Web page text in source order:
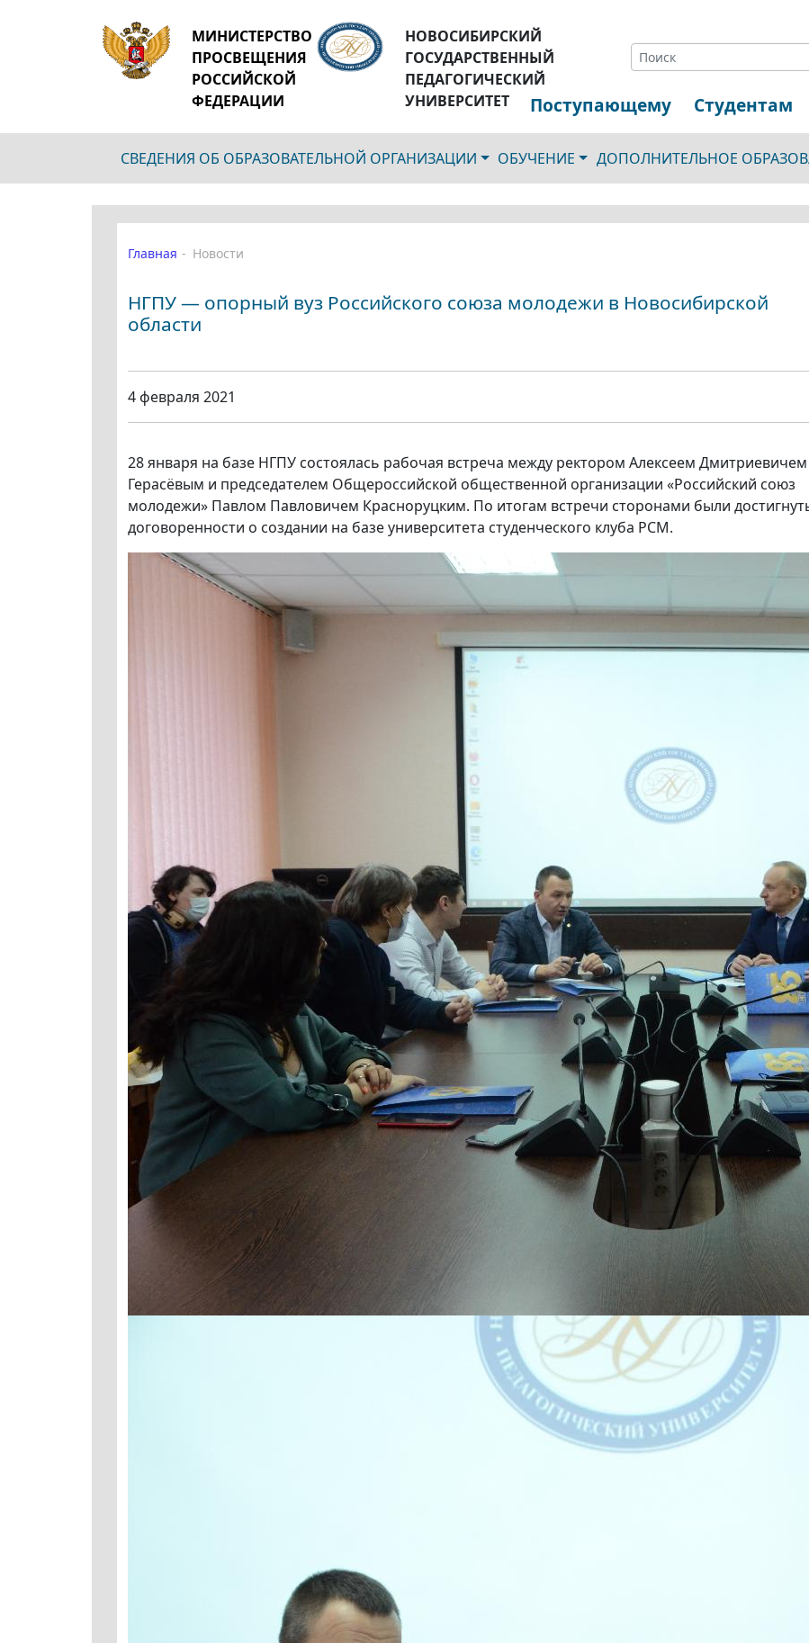
МИНИСТЕРСТВО
ПРОСВЕЩЕНИЯ
РОССИЙСКОЙ
ФЕДЕРАЦИИ
НОВОСИБИРСКИЙ
ГОСУДАРСТВЕННЫЙ
ПЕДАГОГИЧЕСКИЙ
УНИВЕРСИТЕТ
Поступающему Студентам
СВЕДЕНИЯ ОБ ОБРАЗОВАТЕЛЬНОЙ ОРГАНИЗАЦИИ ОБУЧЕНИЕ ДОПОЛНИТЕЛЬНОЕ
Главная Новости
НГПУ — опорный вуз Российского союза молодежи в Новосибирской
области
4 февраля 2021
28 января на базе НГПУ состоялась рабочая встреча между ректором Алексеем Дмитриевичем
Герасёвым и председателем Общероссийской общественной организации «Российский союз
молодежи» Павлом Павловичем Красноруцким. По итогам встречи сторонами были
договоренности о создании на базе университета студенческого клуба РСМ.